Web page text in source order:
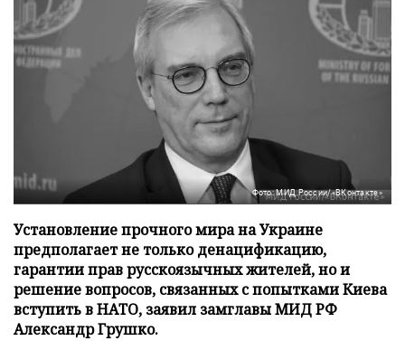
Фото: МИД России/«ВКонтакте»
Установление прочного мира на Украине
предполагает не только денацификацию,
гарантии прав русскоязычных жителей, но и
решение вопросов, связанных с попытками Киева
вступить в НАТО, заявил замглавы МИД РФ
Александр Грушко.